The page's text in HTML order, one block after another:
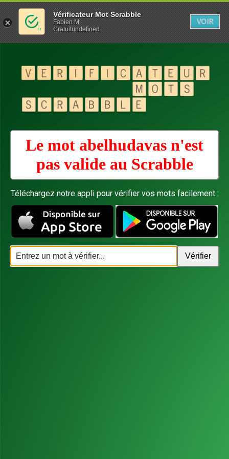
Le mot abelhudavas n'est
pas valide au Scrabble
Téléchargez notre appli pour vérifier vos mots facilement :
Vérificateur Mot Scrabble
Fabien M
Gratuitundefined
VOIR